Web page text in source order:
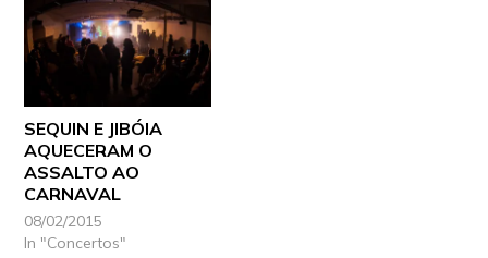
SEQUIN E JIBÓIA
AQUECERAM O
ASSALTO AO
CARNAVAL
08/02/2015
In "Concertos"